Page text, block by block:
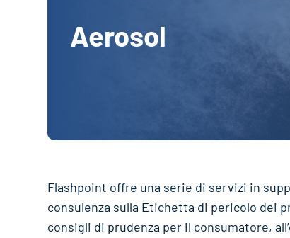
Aerosol
Flashpoint offre una serie di servizi in
consulenza sulla Etichetta di pericolo dei
consigli di prudenza per il consumatore,